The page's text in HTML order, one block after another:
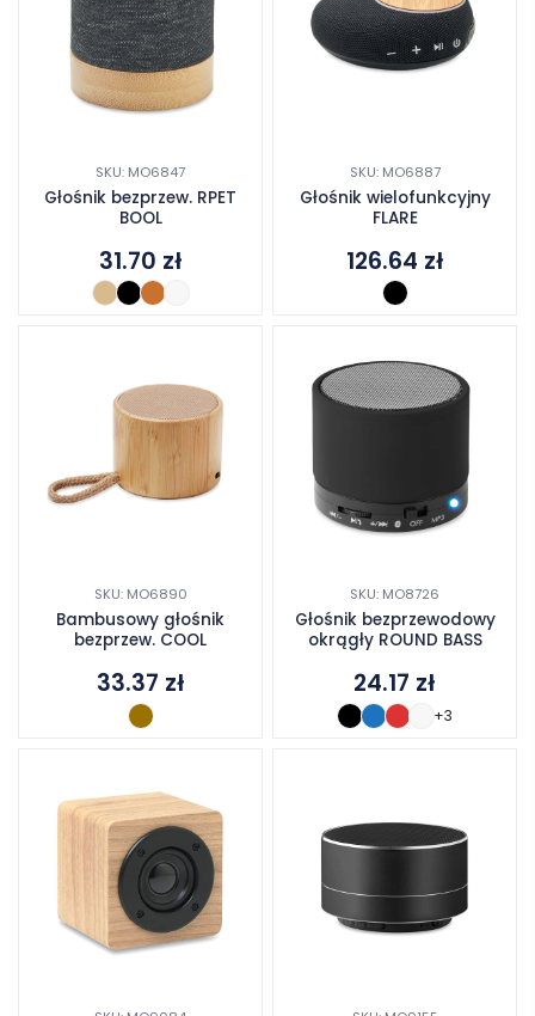
SKU: MO6847
Głośnik bezprzew. RPET
BOOL
31.70 zł
SKU: MO6887
Głośnik wielofunkcyjny
FLARE
126.64 zł
SKU: MO6890
Bambusowy głośnik
bezprzew. COOL
33.37 zł
SKU: MO8726
Głośnik bezprzewodowy
okrągły ROUND BASS
24.17 zł
+3